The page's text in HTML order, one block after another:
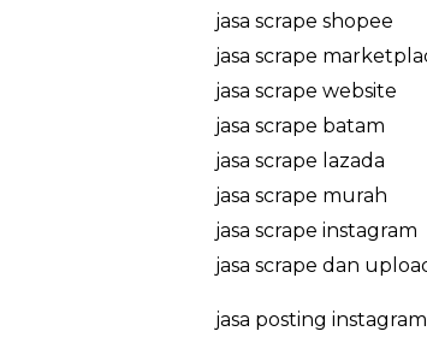
jasa scrape shopee
jasa scrape
jasa scrape website
jasa scrape batam
jasa scrape lazada
jasa scrape murah
jasa scrape instagram
jasa scrape dan
jasa posting instagram